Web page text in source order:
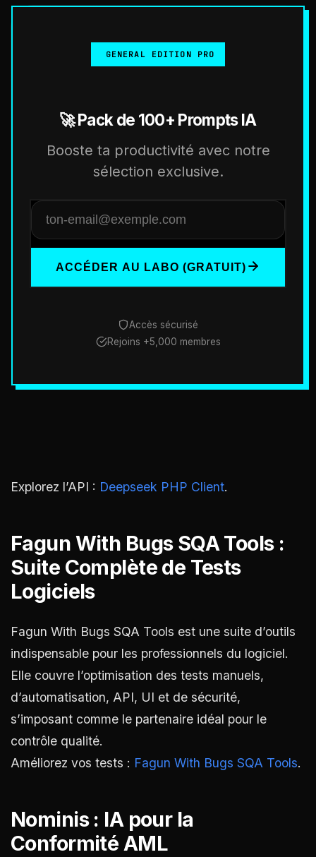
GENERAL EDITION PRO
🚀 Pack de 100+ Prompts IA
Booste ta productivité avec notre
sélection exclusive.
ACCÉDER AU LABO (GRATUIT)
Accès sécurisé
Rejoins +5,000 membres
Explorez l’API : Deepseek PHP Client.
Fagun With Bugs SQA Tools :
Suite Complète de Tests
Logiciels
Fagun With Bugs SQA Tools est une suite d’outils
indispensable pour les professionnels du logiciel.
Elle couvre l’optimisation des tests manuels,
d’automatisation, API, UI et de sécurité,
s’imposant comme le partenaire idéal pour le
contrôle qualité.
Améliorez vos tests : Fagun With Bugs SQA Tools.
Nominis : IA pour la
Conformité AML